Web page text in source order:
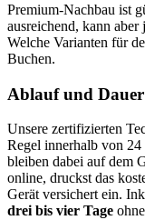
Premium-Nachbau ist
ausreichend, kann
Welche Varianten für
Buchen.
Ablauf und Dauer
Unsere zertifizierten
Regel innerhalb von
bleiben dabei auf dem
online, druckst das
Gerät versichert ein.
drei bis vier Tage